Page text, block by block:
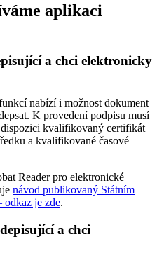
aplikaci
a chci elektronicky
nabízí i možnost dokument
K provedení podpisu musí
kvalifikovaný certifikát
a kvalifikované časové
Reader pro elektronické
návod publikovaný Státním
odkaz je zde.
a chci